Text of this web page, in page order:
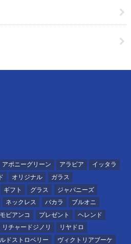
アポニーグリーン アラビア
イッタラ
オリジナル
ガラス
ギフト グラス
ジャパニーズ
ネックレス バカラ
ブルオニ
ビアンコ プレゼント
ヘレンド
リチャードジノリ
リヤドロ
ドストロベリー
ヴィクトリアブーケ